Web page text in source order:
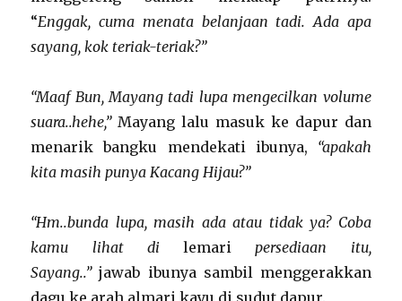
“Enggak, cuma menata belanjaan tadi. Ada apa
sayang, kok teriak-teriak?”
“Maaf Bun, Mayang tadi lupa mengecilkan volume
suara..hehe,” Mayang lalu masuk ke dapur dan
menarik bangku mendekati ibunya, “apakah
kita masih punya Kacang Hijau?”
“Hm..bunda lupa, masih ada atau tidak ya? Coba
kamu lihat dilemari
persediaan itu,
Sayang..”jawab ibunya sambil menggerakkan
dagu ke arah almari kayu di sudut dapur.